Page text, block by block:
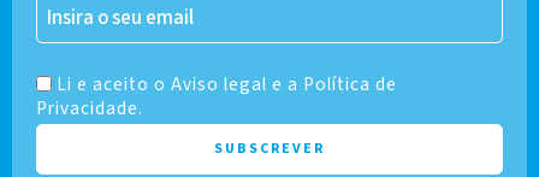
Li e aceito o Aviso legal e a Política de
Privacidade.